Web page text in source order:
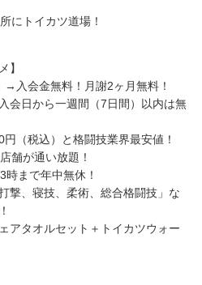
にトイカツ道場！
】
入会金無料！月謝2ヶ月無料！
日から一週間（7日間）以内は無
（税込）と格闘技業界最安値！
舗が通い放題！
まで年中無休！
、寝技、柔術、総合格闘技」な
タオルセット＋トイカツウォー